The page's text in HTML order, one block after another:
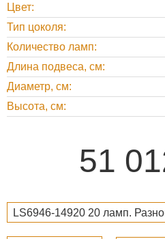
Цвет
Тип цоколя
Количество ламп
Длина подвеса, см
Диаметр, см
Высота, см
51
LS6946-14920 20 ламп.